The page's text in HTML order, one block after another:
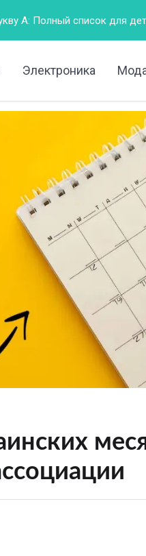
для детей и взрослых
Электроника